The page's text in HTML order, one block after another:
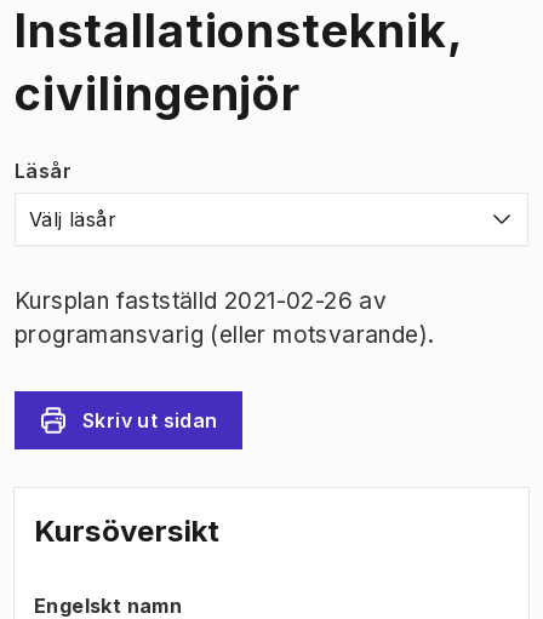
Installationsteknik,
civilingenjör
Läsår
Välj läsår
Kursplan fastställd 2021-02-26 av
programansvarig (eller motsvarande).
Skriv ut sidan
Kursöversikt
Engelskt namn